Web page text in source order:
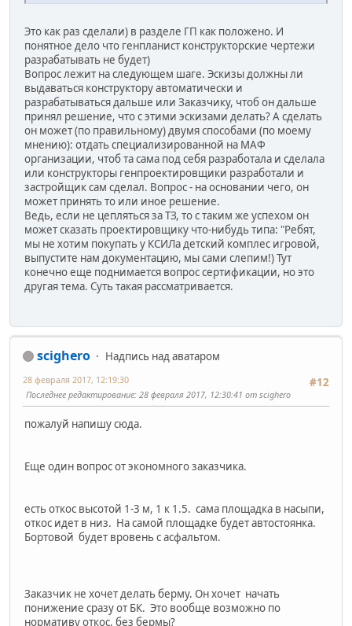
Это как раз сделали) в разделе ГП как положено. И
понятное дело что генпланист конструкторские чертежи
разрабатывать не будет)
Вопрос лежит на следующем шаге. Эскизы должны ли
выдаваться конструктору автоматически и
разрабатываться дальше или Заказчику, чтоб он дальше
принял решение, что с этими эскизами делать? А сделать
он может (по правильному) двумя способами (по моему
мнению): отдать специализированной на МАФ
организации, чтоб та сама под себя разработала и сделала
или конструкторы генпроектировщики разработали и
застройщик сам сделал. Вопрос - на основании чего, он
может принять то или иное решение.
Ведь, если не цепляться за ТЗ, то с таким же успехом он
может сказать проектировщику что-нибудь типа: "Ребят,
мы не хотим покупать у КСИЛа детский комплес игровой,
выпустите нам документацию, мы сами слепим!) Тут
конечно еще поднимается вопрос сертификации, но это
другая тема. Суть такая рассматривается.
scighero
Надпись над аватаром
#12
28 февраля 2017, 12:19:30
Последнее редактирование: 28 февраля 2017, 12:30:41 от scighero
пожалуй напишу сюда.
Еще один вопрос от экономного заказчика.
есть откос высотой 1-3 м, 1 к 1.5. сама площадка в насыпи,
откос идет в низ. На самой площадке будет автостоянка.
Бортовой будет вровень с асфальтом.
Заказчик не хочет делать берму. Он хочет начать
понижение сразу от БК. Это вообще возможно по
нормативу откос, без бермы?